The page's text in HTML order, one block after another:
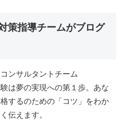
策指導チームがブログ
ンサルタントチーム
は夢の実現への第１歩。あな
するのための「コツ」をわか
伝えます。